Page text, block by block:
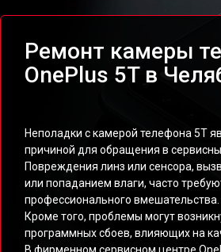
Ремонт камеры
OnePlus 5T в
Неполадки с камерой телефона 5T
причиной для обращения в
Повреждения линз или сенсора,
или попаданием влаги, часто
профессионального вмешательства.
Кроме того, проблемы могут
программных сбоев, влияющих на